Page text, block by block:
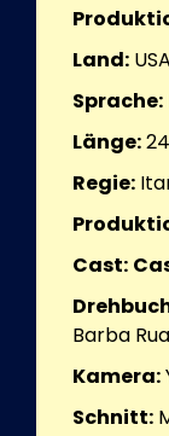
Land: USA
Sprache:
Länge:24
Regie:
Cast:
Barba
Kamera:
Schnitt: